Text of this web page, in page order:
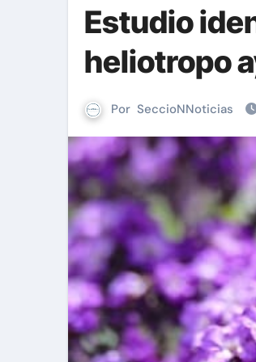
Estudio
heliotropo
Por SeccioNNoticias